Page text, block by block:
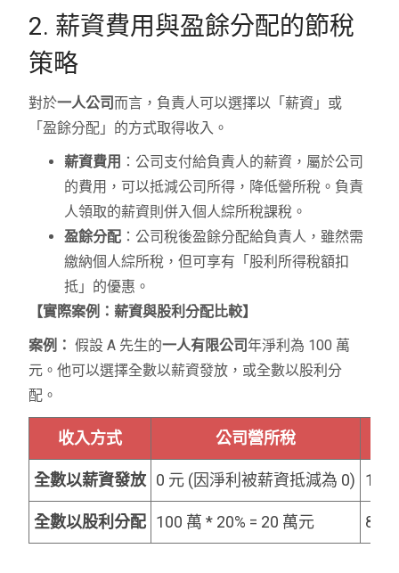
2. 薪資費用與盈餘分配的節稅
策略
對於一人公司 而言，負責人可以選擇以「薪資」或
「盈餘分配」的方式取得收入。
薪資費用 ：公司支付給負責人的薪資，屬於公司
的費用，可以抵減公司所得，降低營所稅。負責
人領取的薪資則併入個人綜所稅課稅。
盈餘分配 ：公司稅後盈餘分配給負責人，雖然需
繳納個人綜所稅，但可享有「股利所得稅額扣
抵」的優惠。
【實際案例：薪資與股利分配比較】
案例： 假設 A 先生的一人有限公司年淨利為 100 萬
元。他可以選擇全數以薪資發放，或全數以股利分
配。
收入方式 公司營所稅
全數以薪資發放 0 元 (因淨利被薪資抵減為 0) 100
全數以股利分配 100 萬 * 20% = 20 萬元 80